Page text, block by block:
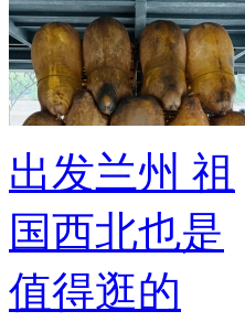
出发兰州 祖
国西北也是
值得逛的